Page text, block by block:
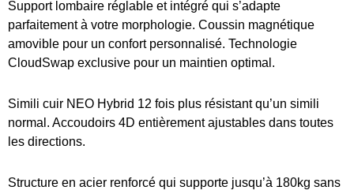
Support lombaire réglable et intégré qui s’adapte
parfaitement à votre morphologie. Coussin magnétique
amovible pour un confort personnalisé. Technologie
CloudSwap exclusive pour un maintien optimal.
Simili cuir NEO Hybrid 12 fois plus résistant qu’un simili
normal. Accoudoirs 4D entièrement ajustables dans toutes
les directions.
Structure en acier renforcé qui supporte jusqu’à 180kg sans